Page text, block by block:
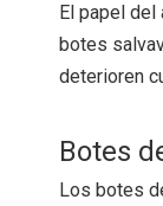
El papel del
botes
deterioren
Botes
Los botes